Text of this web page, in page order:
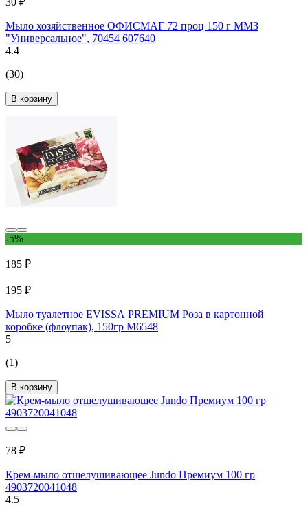
Мыло хозяйственное ОФИСМАГ 72 проц 150 г ММЗ
"Универсальное", 70454 607640
4.4
(30)
В корзину
-5%
185 ₽
195 ₽
Мыло туалетное EVISSА PREMIUM Роза в картонной
коробке (флоупак), 150гр М6548
5
(1)
В корзину
78 ₽
Крем-мыло отшелушивающее Jundo Премиум 100 гр
4903720041048
4.5